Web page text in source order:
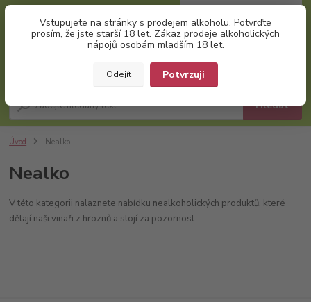
Vstupujete na stránky s prodejem alkoholu. Potvrďte
prosím, že jste starší 18 let. Zákaz prodeje alkoholických
nápojů osobám mladším 18 let.
Odejít Potvrzuji
Hledat
(Po-Pá, 8:00-17:00)
za0,00 Kč
Úvod Nealko
Nealko
V této kategorii nalaznete nabídku nealkoholických produktů, které
dělají naši vinaři z hroznů a stojí za pozornost.